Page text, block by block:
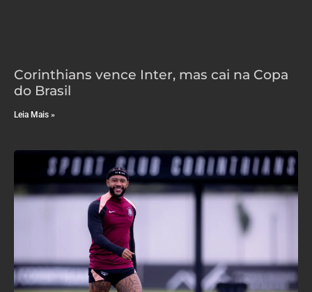
Corinthians vence Inter, mas cai na Copa
do Brasil
Leia Mais »